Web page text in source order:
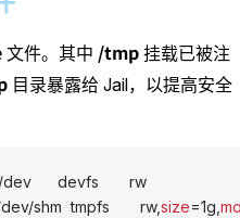
文件。其中 /tmp 挂载已被注
目录暴露给 Jail，以提高安全
devfs       rw
shm  tmpfs       rw,size=1g,